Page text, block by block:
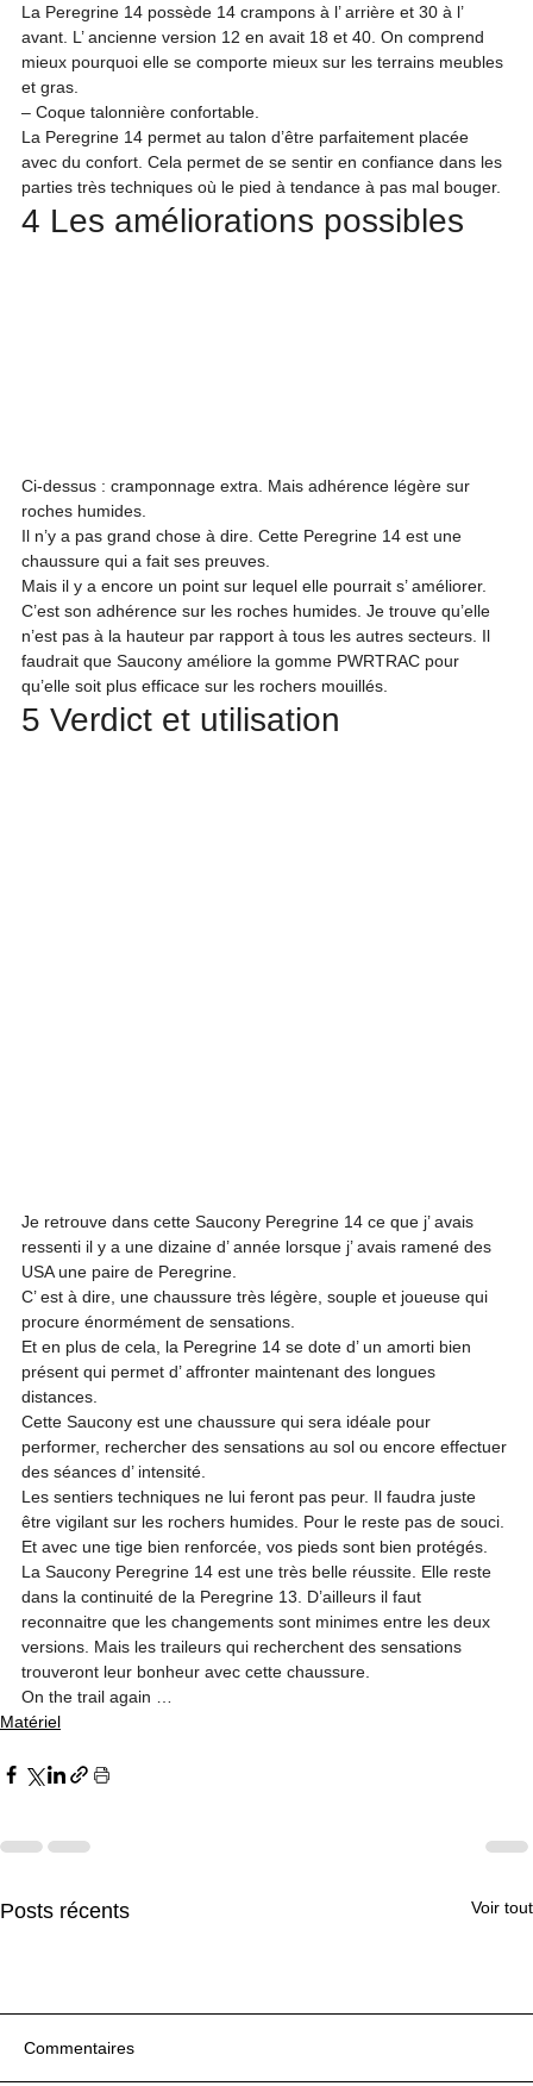
La Peregrine 14 possède 14 crampons à l’ arrière et 30 à l’
avant. L’ ancienne version 12 en avait 18 et 40. On comprend
mieux pourquoi elle se comporte mieux sur les terrains meubles
et gras.
– Coque talonnière confortable.
La Peregrine 14 permet au talon d’être parfaitement placée
avec du confort. Cela permet de se sentir en confiance dans les
parties très techniques où le pied à tendance à pas mal bouger.
4 Les améliorations possibles
Ci-dessus : cramponnage extra. Mais adhérence légère sur
roches humides.
Il n’y a pas grand chose à dire. Cette Peregrine 14 est une
chaussure qui a fait ses preuves.
Mais il y a encore un point sur lequel elle pourrait s’ améliorer.
C’est son adhérence sur les roches humides. Je trouve qu’elle
n’est pas à la hauteur par rapport à tous les autres secteurs. Il
faudrait que Saucony améliore la gomme PWRTRAC pour
qu’elle soit plus efficace sur les rochers mouillés.
5 Verdict et utilisation
Je retrouve dans cette Saucony Peregrine 14 ce que j’ avais
ressenti il y a une dizaine d’ année lorsque j’ avais ramené des
USA une paire de Peregrine.
C’ est à dire, une chaussure très légère, souple et joueuse qui
procure énormément de sensations.
Et en plus de cela, la Peregrine 14 se dote d’ un amorti bien
présent qui permet d’ affronter maintenant des longues
distances.
Cette Saucony est une chaussure qui sera idéale pour
performer, rechercher des sensations au sol ou encore effectuer
des séances d’ intensité.
Les sentiers techniques ne lui feront pas peur. Il faudra juste
être vigilant sur les rochers humides. Pour le reste pas de souci.
Et avec une tige bien renforcée, vos pieds sont bien protégés.
La Saucony Peregrine 14 est une très belle réussite. Elle reste
dans la continuité de la Peregrine 13. D’ailleurs il faut
reconnaitre que les changements sont minimes entre les deux
versions. Mais les traileurs qui recherchent des sensations
trouveront leur bonheur avec cette chaussure.
On the trail again …
Matériel
Posts récents Voir tout
Commentaires